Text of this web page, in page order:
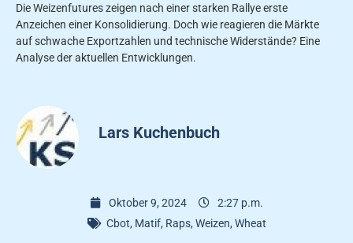
Die Weizenfutures zeigen nach einer starken Rallye erste
Anzeichen einer Konsolidierung. Doch wie reagieren die Märkte
auf schwache Exportzahlen und technische Widerstände? Eine
Analyse der aktuellen Entwicklungen.
Lars Kuchenbuch
Oktober 9, 2024
2:27 p.m.
Cbot, Matif, Raps, Weizen, Wheat